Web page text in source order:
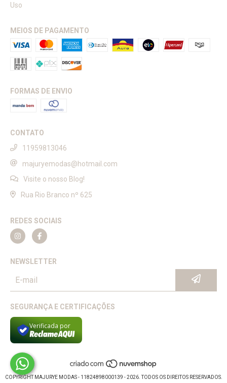
Uso
MEIOS DE PAGAMENTO
FORMAS DE ENVIO
CONTATO
11959813046
majuryemodas@hotmail.com
Visite o nosso Blog!
Rua Rio Branco nº 625
REDES SOCIAIS
NEWSLETTER
SEGURANÇA E CERTIFICAÇÕES
Verificada por
COPYRIGHT MAJURYE MODAS - 11824898000139 - 2026. TODOS OS DIREITOS RESERVADOS.